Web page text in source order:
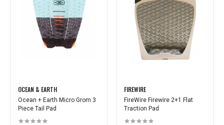
OCEAN & EARTH
Ocean + Earth Micro Grom 3
Piece Tail Pad
FIREWIRE
FireWire Firewire 2+1 Flat
Traction Pad